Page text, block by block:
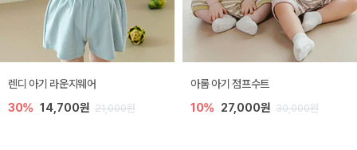
렌디 아기 라운지웨어
30% 14,700원 21,000원
아롬 아기 점프수트
10% 27,000원 30,000원